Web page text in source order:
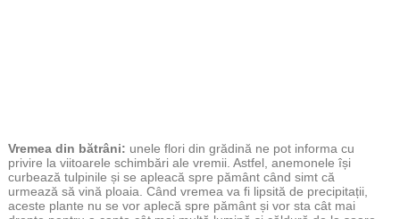
Vremea din bătrâni: unele flori din grădină ne pot informa cu
privire la viitoarele schimbări ale vremii. Astfel, anemonele își
curbează tulpinile și se apleacă spre pământ când simt că
urmează să vină ploaia. Când vremea va fi lipsită de precipitații,
aceste plante nu se vor aplecă spre pământ și vor sta cât mai